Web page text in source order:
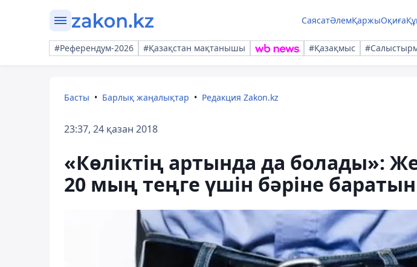
СаясатӘлемҚаржыОқиға
#Референдум-2026 #Қазақстан мақтанышы #Қазақмыс
Басты Барлық жаңалықтар Редакция Zakon.kz
23:37, 24 қазан 2018
«Көліктің артында да болады»:
20 мың теңге үшін бәріне